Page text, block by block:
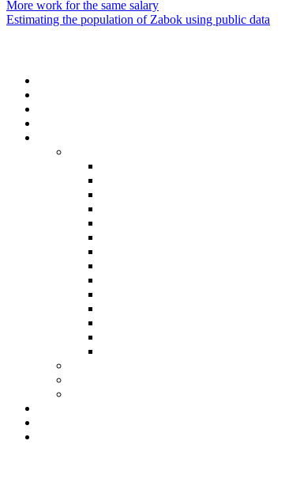
More work for the same salary
Estimating the population of Zabok using public data